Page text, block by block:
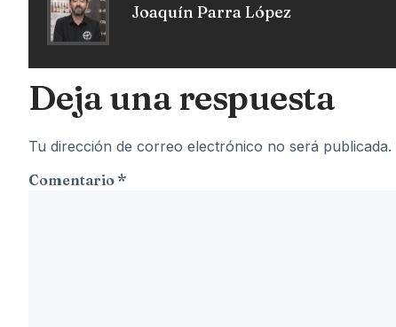
Joaquín Parra López
Deja una respuesta
Tu dirección de correo electrónico no será publicada.
Comentario *